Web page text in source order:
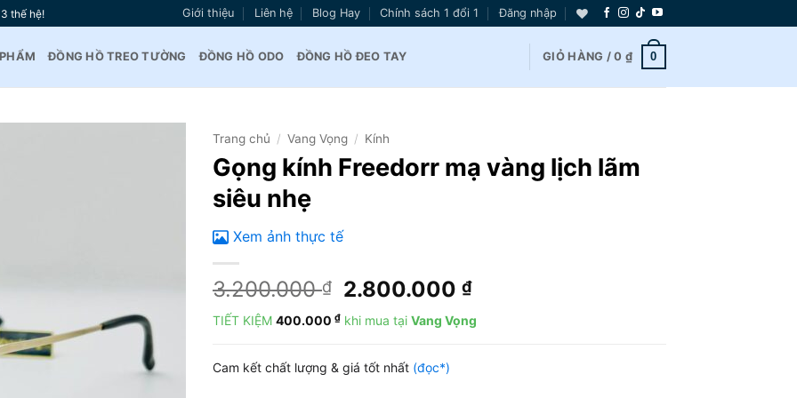
thế hệ! Giới thiệu Liên hệ Blog Hay Chính sách 1 đổi 1 Đăng nhập
ĐỒNG HỒ TREO TƯỜNG ĐỒNG HỒ ODO ĐỒNG HỒ ĐEO TAY GIỎ HÀNG /0 ₫ 0
Trang chủ / Vang Vọng / Kính
Gọng kính Freedorr mạ vàng lịch lãm
siêu nhẹ
Xem ảnh thực tế
3.200.000₫
Giá
gốc
là:
2.800.000₫Giá
tại
TIẾT KIỆM 400.000 ₫ khi mua tại Vang Vọng
Cam kết chất lượng & giá tốt nhất (đọc*)